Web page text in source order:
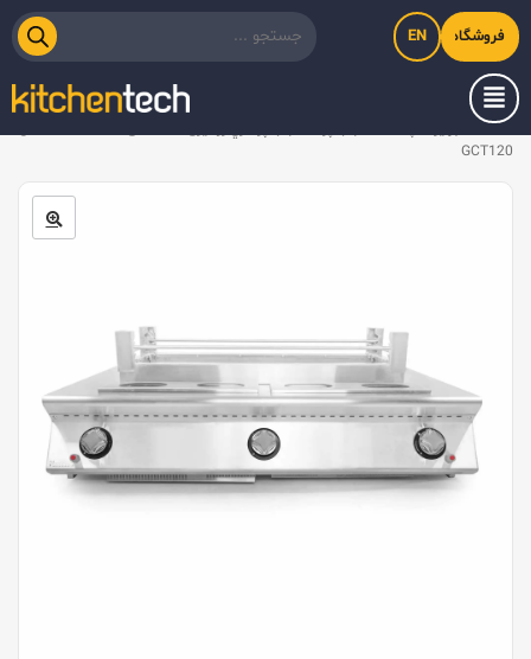
فروشگاه اینترنتی کیت‌لاین
EN
خانه
GCT120